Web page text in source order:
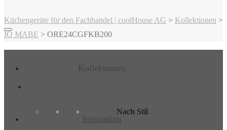
Kollektionen
Nach Stil
Inspiration
Küchengeräte für den Fachhandel | coolHouse AG > Kollektionen >
IO MABE > ORE24CGFKB200